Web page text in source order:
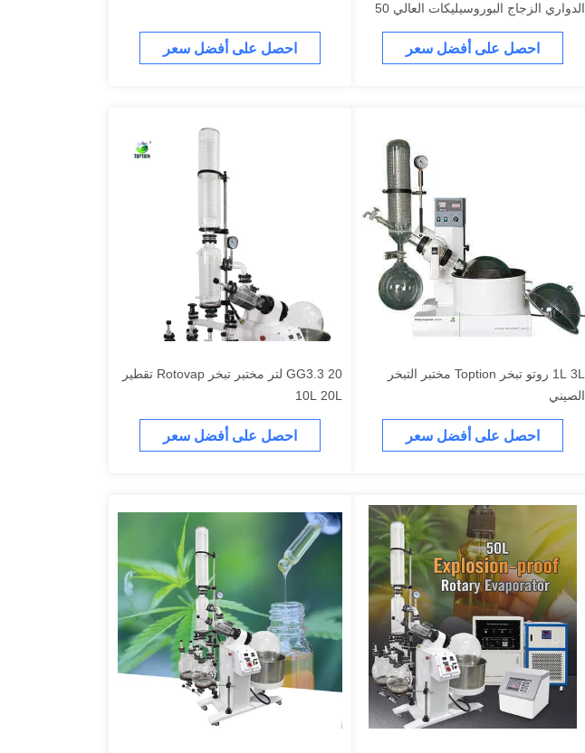
الدواري الزجاج البوروسيليكات العالي 50
لتر روتوفاب
احصل على أفضل سعر احصل على أفضل سعر
1L 3L روتو تبخر Toption مختبر التبخر
الصيني
احصل على أفضل سعر
GG3.3 20 لتر مختبر تبخر Rotovap تقطير
10L 20L
احصل على أفضل سعر